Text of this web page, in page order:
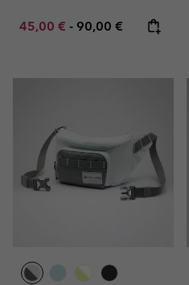
Minimum sale price:
45,00 € - Maximum price:
90,00 €